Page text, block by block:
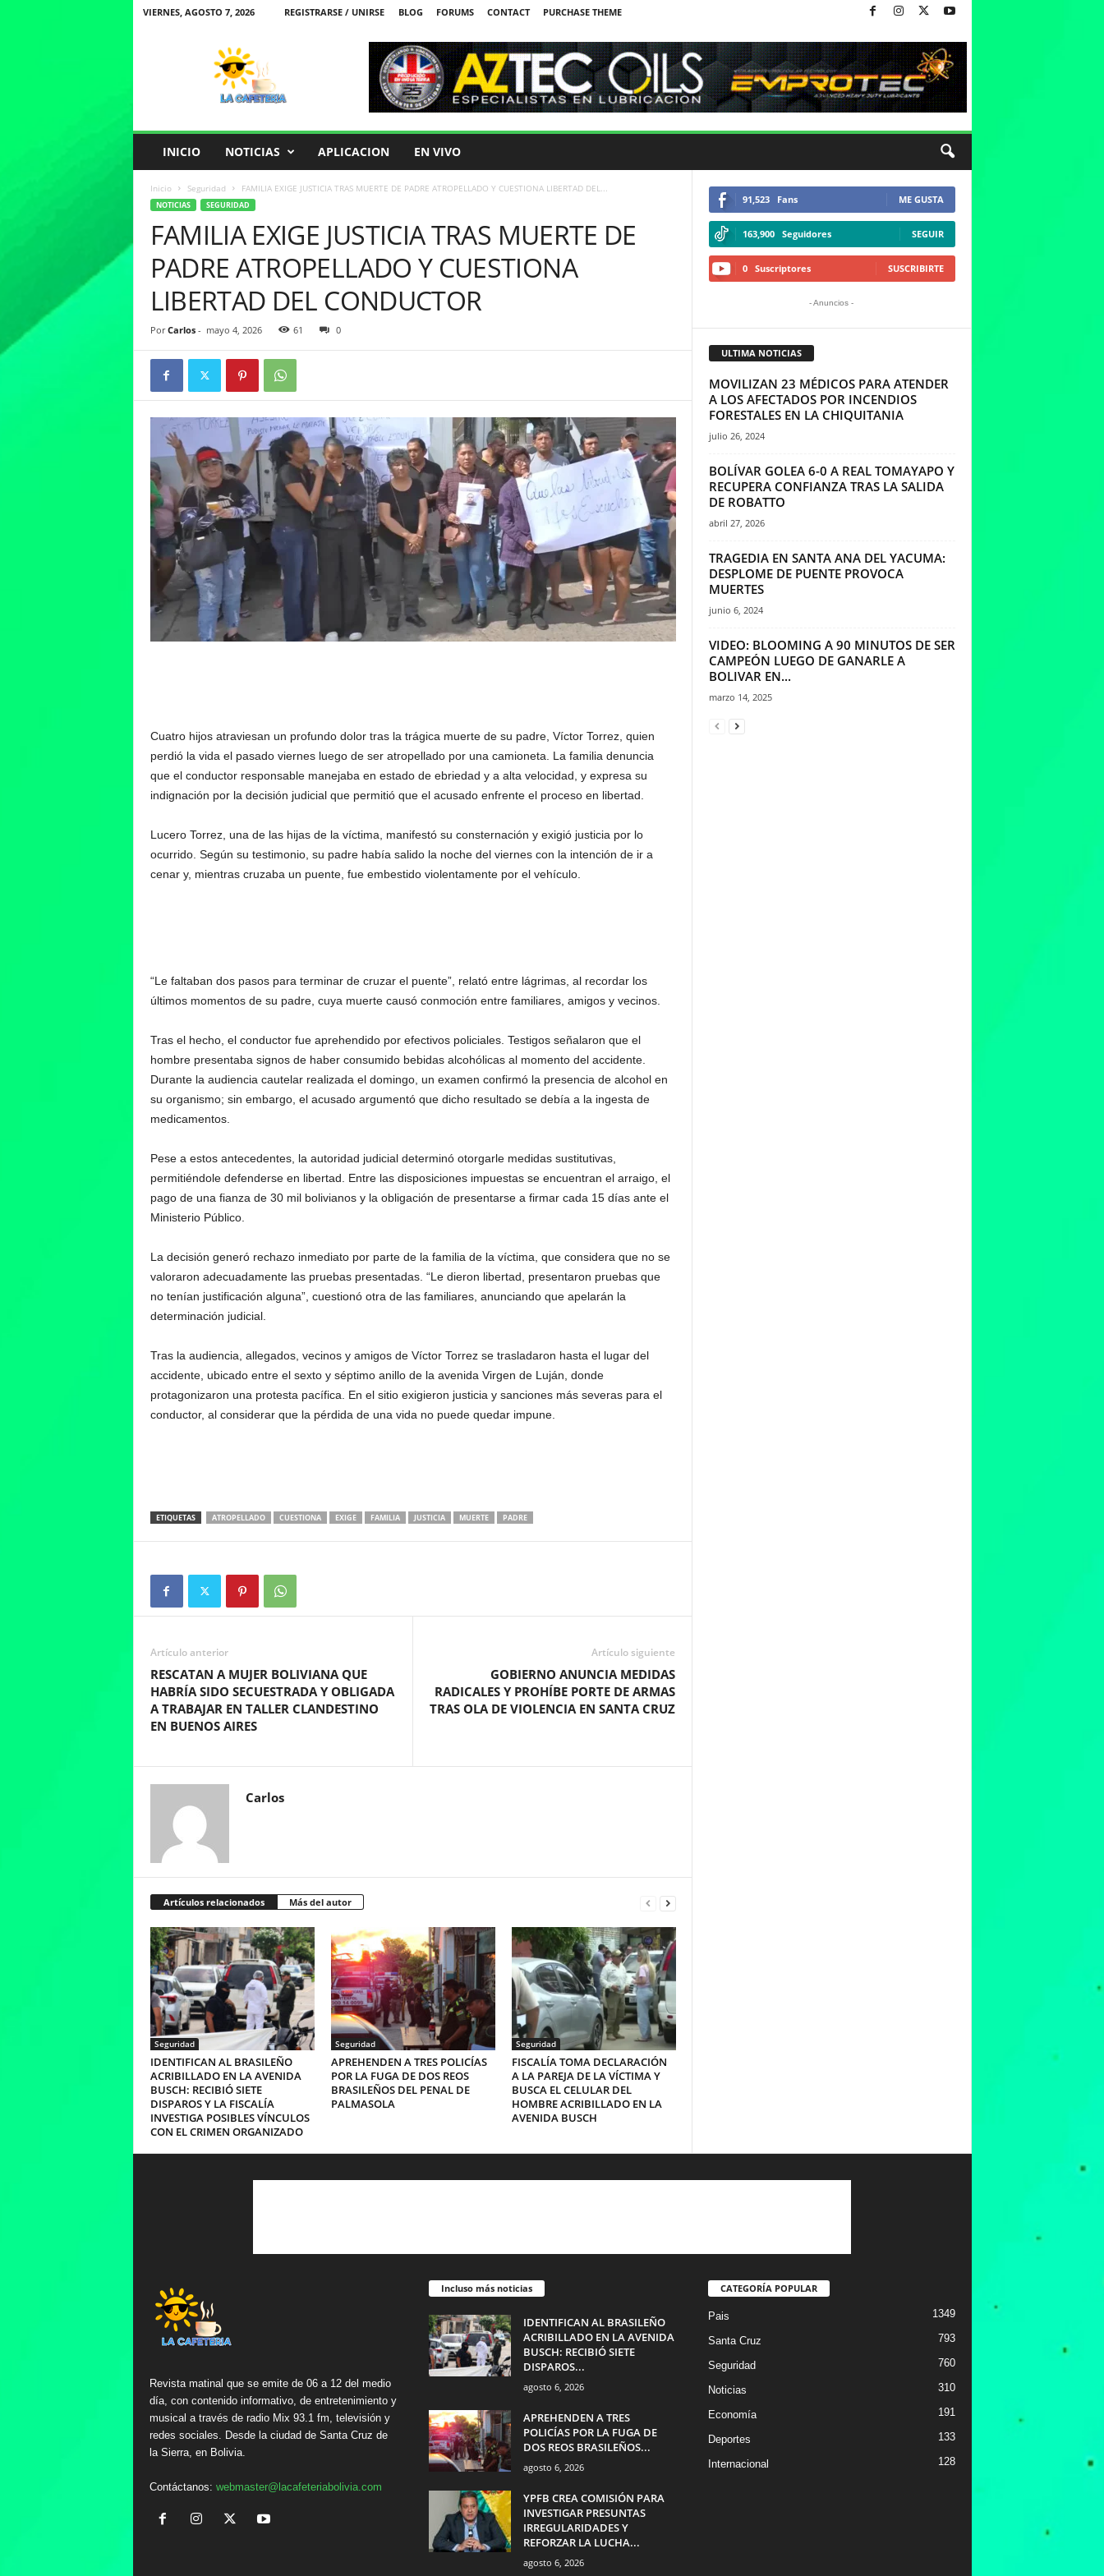
VIERNES, AGOSTO 7, 2026 REGISTRARSE / UNIRSE BLOG FORUMS CONTACT PURCHASE THEME
INICIO NOTICIAS APLICACION EN VIVO
Inicio Seguridad FAMILIA EXIGE JUSTICIA TRAS MUERTE DE PADRE ATROPELLADO Y CUESTIONA LIBERTAD DEL...
NOTICIAS SEGURIDAD
FAMILIA EXIGE JUSTICIA TRAS MUERTE DE
PADRE ATROPELLADO Y CUESTIONA
LIBERTAD DEL CONDUCTOR
Por Carlos- mayo 4, 2026 61 0
Cuatro hijos atraviesan un profundo dolor tras la trágica muerte de su padre, Víctor Torrez, quien
perdió la vida el pasado viernes luego de ser atropellado por una camioneta. La familia denuncia
que el conductor responsable manejaba en estado de ebriedad y a alta velocidad, y expresa su
indignación por la decisión judicial que permitió que el acusado enfrente el proceso en libertad.
Lucero Torrez, una de las hijas de la víctima, manifestó su consternación y exigió justicia por lo
ocurrido. Según su testimonio, su padre había salido la noche del viernes con la intención de ir a
cenar y, mientras cruzaba un puente, fue embestido violentamente por el vehículo.
“Le faltaban dos pasos para terminar de cruzar el puente”, relató entre lágrimas, al recordar los
últimos momentos de su padre, cuya muerte causó conmoción entre familiares, amigos y vecinos.
Tras el hecho, el conductor fue aprehendido por efectivos policiales. Testigos señalaron que el
hombre presentaba signos de haber consumido bebidas alcohólicas al momento del accidente.
Durante la audiencia cautelar realizada el domingo, un examen confirmó la presencia de alcohol en
su organismo; sin embargo, el acusado argumentó que dicho resultado se debía a la ingesta de
medicamentos.
Pese a estos antecedentes, la autoridad judicial determinó otorgarle medidas sustitutivas,
permitiéndole defenderse en libertad. Entre las disposiciones impuestas se encuentran el arraigo, el
pago de una fianza de 30 mil bolivianos y la obligación de presentarse a firmar cada 15 días ante el
Ministerio Público.
La decisión generó rechazo inmediato por parte de la familia de la víctima, que considera que no se
valoraron adecuadamente las pruebas presentadas. “Le dieron libertad, presentaron pruebas que
no tenían justificación alguna”, cuestionó otra de las familiares, anunciando que apelarán la
determinación judicial.
Tras la audiencia, allegados, vecinos y amigos de Víctor Torrez se trasladaron hasta el lugar del
accidente, ubicado entre el sexto y séptimo anillo de la avenida Virgen de Luján, donde
protagonizaron una protesta pacífica. En el sitio exigieron justicia y sanciones más severas para el
conductor, al considerar que la pérdida de una vida no puede quedar impune.
ETIQUETAS ATROPELLADO CUESTIONA EXIGE FAMILIA JUSTICIA MUERTE PADRE
Artículo anterior
RESCATAN A MUJER BOLIVIANA QUE
HABRÍA SIDO SECUESTRADA Y OBLIGADA
A TRABAJAR EN TALLER CLANDESTINO
EN BUENOS AIRES
Artículo siguiente
GOBIERNO ANUNCIA MEDIDAS
RADICALES Y PROHÍBE PORTE DE ARMAS
TRAS OLA DE VIOLENCIA EN SANTA CRUZ
Carlos
Artículos relacionados Más del autor
Seguridad
IDENTIFICAN AL BRASILEÑO
ACRIBILLADO EN LA AVENIDA
BUSCH: RECIBIÓ SIETE
DISPAROS Y LA FISCALÍA
INVESTIGA POSIBLES VÍNCULOS
CON EL CRIMEN ORGANIZADO
Seguridad
APREHENDEN A TRES POLICÍAS
POR LA FUGA DE DOS REOS
BRASILEÑOS DEL PENAL DE
PALMASOLA
Seguridad
FISCALÍA TOMA DECLARACIÓN
A LA PAREJA DE LA VÍCTIMA Y
BUSCA EL CELULAR DEL
HOMBRE ACRIBILLADO EN LA
AVENIDA BUSCH
91,523 Fans ME GUSTA
163,900 Seguidores SEGUIR
0 Suscriptores SUSCRIBIRTE
- Anuncios -
ULTIMA NOTICIAS
MOVILIZAN 23 MÉDICOS PARA ATENDER
A LOS AFECTADOS POR INCENDIOS
FORESTALES EN LA CHIQUITANIA
julio 26, 2024
BOLÍVAR GOLEA 6-0 A REAL TOMAYAPO Y
RECUPERA CONFIANZA TRAS LA SALIDA
DE ROBATTO
abril 27, 2026
TRAGEDIA EN SANTA ANA DEL YACUMA:
DESPLOME DE PUENTE PROVOCA
MUERTES
junio 6, 2024
VIDEO: BLOOMING A 90 MINUTOS DE SER
CAMPEÓN LUEGO DE GANARLE A
BOLIVAR EN...
marzo 14, 2025
Revista matinal que se emite de 06 a 12 del medio
día, con contenido informativo, de entretenimiento y
musical a través de radio Mix 93.1 fm, televisión y
redes sociales. Desde la ciudad de Santa Cruz de
la Sierra, en Bolivia.
Contáctanos: webmaster@lacafeteriabolivia.com
Incluso más noticias
IDENTIFICAN AL BRASILEÑO
ACRIBILLADO EN LA AVENIDA
BUSCH: RECIBIÓ SIETE
DISPAROS...
agosto 6, 2026
APREHENDEN A TRES
POLICÍAS POR LA FUGA DE
DOS REOS BRASILEÑOS...
agosto 6, 2026
YPFB CREA COMISIÓN PARA
INVESTIGAR PRESUNTAS
IRREGULARIDADES Y
REFORZAR LA LUCHA...
agosto 6, 2026
CATEGORÍA POPULAR
Pais 1349
Santa Cruz 793
Seguridad 760
Noticias 310
Economía 191
Deportes 133
Internacional 128